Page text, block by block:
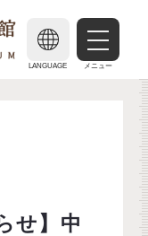
LANGUAGE メニュー
せ】中